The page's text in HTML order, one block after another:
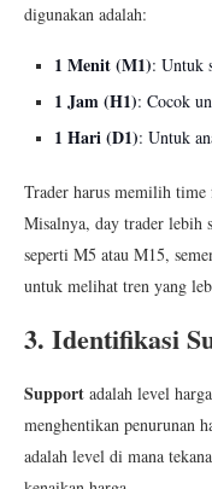
digunakan adalah:
1 Menit (M1): Untuk
1 Jam (H1): Cocok
1 Hari (D1): Untuk
Trader harus memilih time
Misalnya, day trader lebih
seperti M5 atau M15,
untuk melihat tren yang
3. Identifikasi
Support adalah level
menghentikan penurunan
adalah level di mana